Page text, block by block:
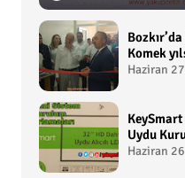
Komek
Haziran
Uydu
Video
Haziran